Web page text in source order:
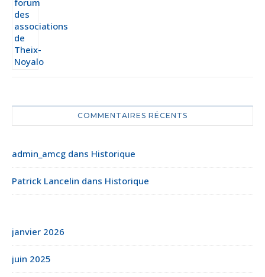
COMMENTAIRES RÉCENTS
admin_amcg dans Historique
Patrick Lancelin dans Historique
janvier 2026
juin 2025